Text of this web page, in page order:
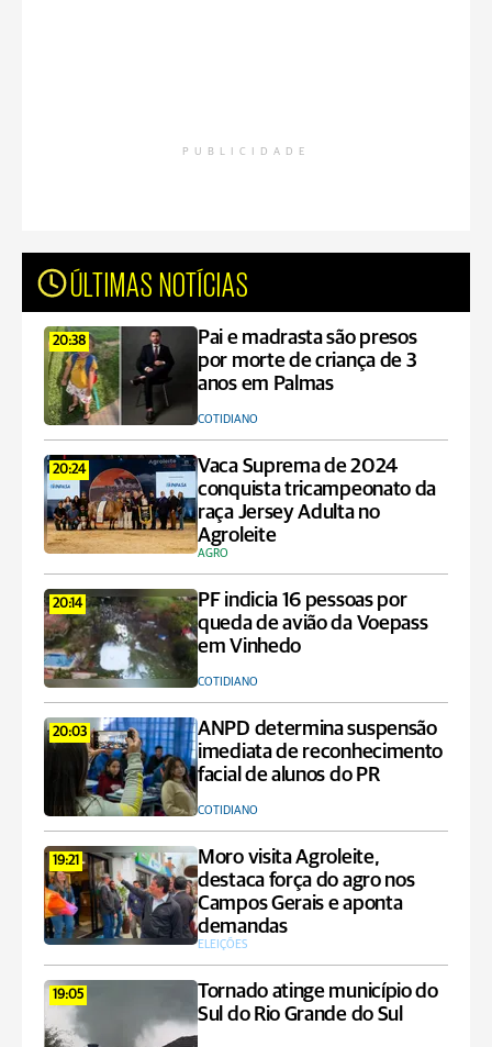
PUBLICIDADE
ÚLTIMAS NOTÍCIAS
20:38
Pai e madrasta são presos
por morte de criança de 3
anos em Palmas
COTIDIANO
20:24
Vaca Suprema de 2024
conquista tricampeonato da
raça Jersey Adulta no
Agroleite
AGRO
20:14
PF indicia 16 pessoas por
queda de avião da Voepass
em Vinhedo
COTIDIANO
20:03
ANPD determina suspensão
imediata de reconhecimento
facial de alunos do PR
COTIDIANO
19:21
Moro visita Agroleite,
destaca força do agro nos
Campos Gerais e aponta
demandas
ELEIÇÕES
19:05
Tornado atinge município do
Sul do Rio Grande do Sul